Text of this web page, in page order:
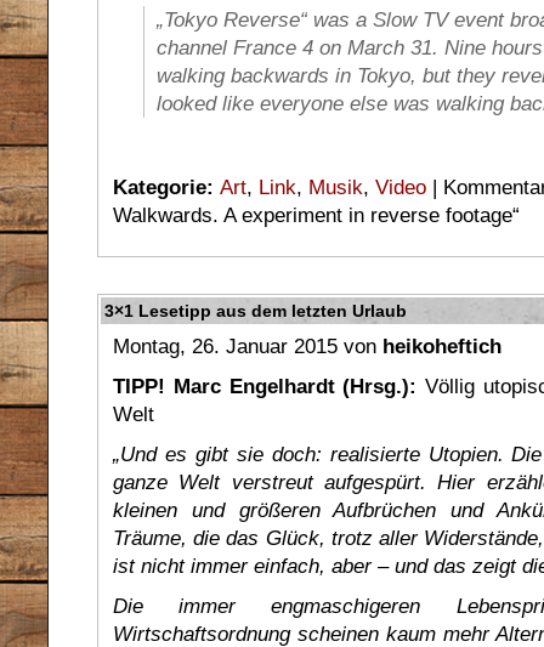
„Tokyo Reverse“ was a Slow TV event
channel France 4 on March 31. Nine
walking backwards in Tokyo, but they
looked like everyone else was walking
Kategorie: Art, Link, Musik, Video |
Walkwards. A experiment in reverse footage“
3×1 Lesetipp aus dem letzten Urlaub
Montag, 26. Januar 2015 von heikoheftich
TIPP! Marc Engelhardt (Hrsg.): Völlig
Welt
„Und es gibt sie doch: realisierte Utopien.
ganze Welt verstreut aufgespürt. Hier
kleinen und größeren Aufbrüchen und
Träume, die das Glück, trotz aller
ist nicht immer einfach, aber – und das zeigt
Die immer engmaschigeren
Wirtschaftsordnung scheinen kaum mehr